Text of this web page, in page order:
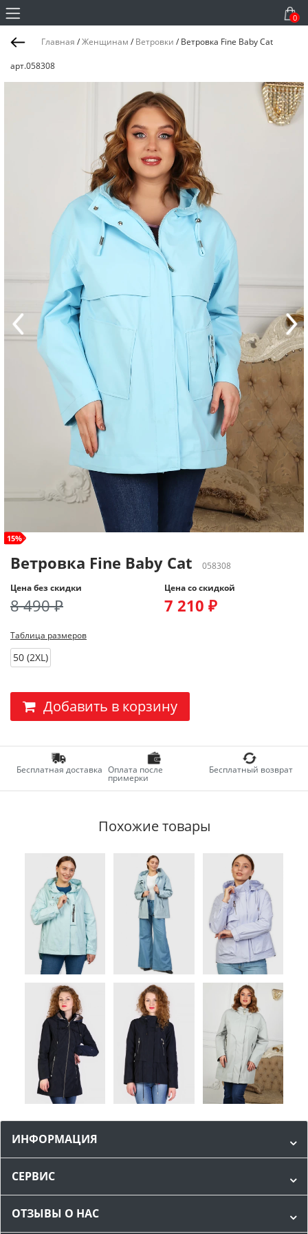
0
Главная /Женщинам / Ветровки / Ветровка Fine Baby Cat
арт.058308
size+
15%
Ветровка Fine Baby Cat
058308
Цена без скидки
8 490 ₽
Цена со скидкой
7 210 ₽
Таблица размеров
50 (2XL)
Добавить в корзину
Бесплатная доставка Оплата после
примерки
Бесплатный возврат
Похожие товары
ИНФОРМАЦИЯ
СЕРВИС
ОТЗЫВЫ О НАС